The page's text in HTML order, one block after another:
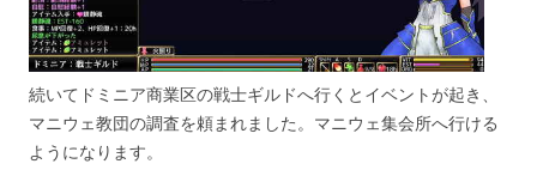
続いてドミニア商業区の戦士ギルドへ行くとイベントが起き、
マニウェ教団の調査を頼まれました。マニウェ集会所へ行ける
ようになります。